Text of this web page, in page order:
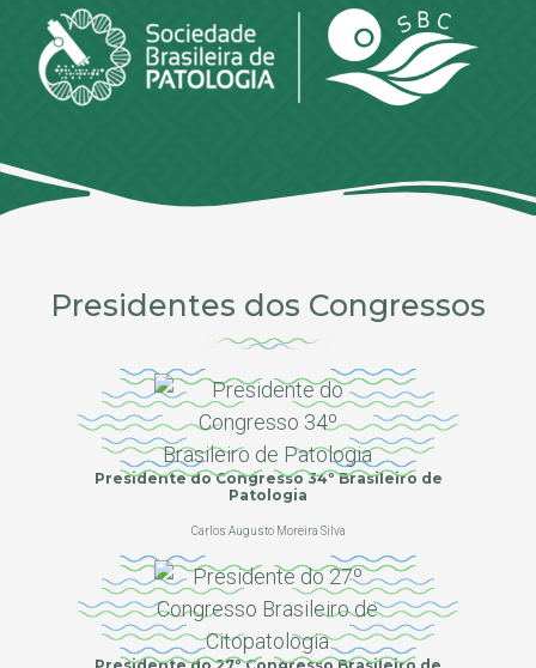
Presidentes dos Congressos
Presidente do Congresso 34º Brasileiro de
Patologia
Carlos Augusto Moreira Silva